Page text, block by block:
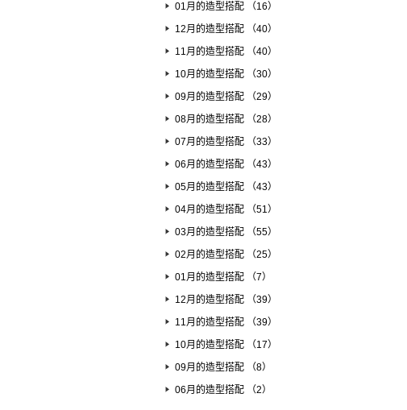
01月的造型搭配 （16）
12月的造型搭配 （40）
11月的造型搭配 （40）
10月的造型搭配 （30）
09月的造型搭配 （29）
08月的造型搭配 （28）
07月的造型搭配 （33）
06月的造型搭配 （43）
05月的造型搭配 （43）
04月的造型搭配 （51）
03月的造型搭配 （55）
02月的造型搭配 （25）
01月的造型搭配 （7）
12月的造型搭配 （39）
11月的造型搭配 （39）
10月的造型搭配 （17）
09月的造型搭配 （8）
06月的造型搭配 （2）